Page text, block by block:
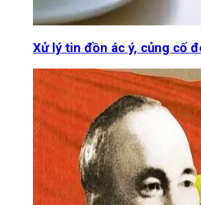
Xử lý tin đồn ác ý, củng cố